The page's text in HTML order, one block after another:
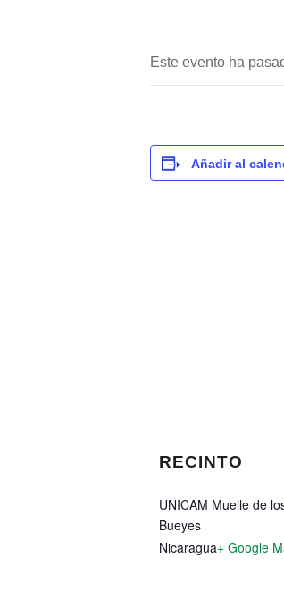
Este evento ha
Añadir al
RECINTO
UNICAM Muelle de
Bueyes
Nicaragua+ Google